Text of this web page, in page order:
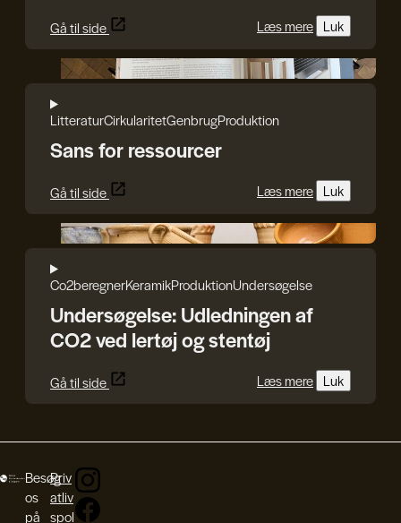
Gå til side Læs mere Luk
Reshape Waste
LitteraturCirkularitetGenbrugProduktion
Sans for ressourcer
Gå til side Læs mere Luk
Jette Sørensen og Anna Andersen
Co2beregnerKeramikProduktionUndersøgelse
Undersøgelse: Udledningen af
CO2 ved lertøj og stentøj
Gå til side Læs mere Luk
Besøg
os
på
Priv
atliv
spol